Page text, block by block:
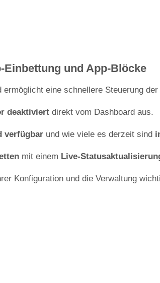
und App-Blöcke
eine schnellere Steuerung
deaktiviert direkt vom Dashboard aus.
verfügbar und wie viele es derzeit sind
mit einem Live-
Konfiguration und die Verwaltung